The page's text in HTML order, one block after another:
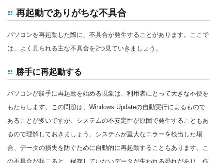
再起動でありがちな不具合
パソコンを再起動した際に、不具合が発生することがあります。ここで
は、よく見られる主な不具合を2つ見ていきましょう。
勝手に再起動する
パソコンが勝手に再起動を始める現象は、利用者にとって大きな不便を
もたらします。この問題は、Windows Updateの自動実行によるもので
あることが多いですが、システムの不安定性が原因で発生することもあ
るので理解しておきましょう。システムが重大なエラーを検出した場
合、データの損失を防ぐために自動的に再起動することもあります。こ
の不具合が起こると、保存していないデータが失われる恐れがあり、作